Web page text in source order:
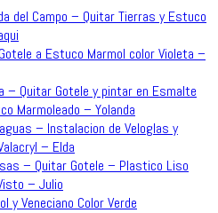
del Campo – Quitar Tierras y Estuco
a Estuco Marmol color Violeta –
– Quitar Gotele y pintar en Esmalte
Marmoleado – Yolanda
– Instalacion de Veloglas y
– Elda
– Quitar Gotele – Plastico Liso
– Julio
y Veneciano Color Verde